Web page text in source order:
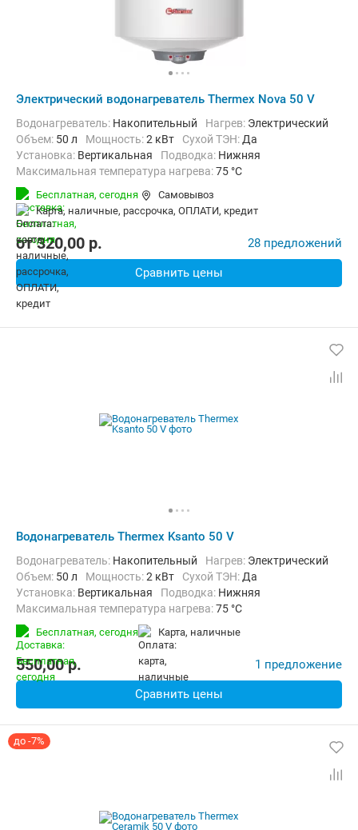
Электрический водонагреватель Thermex Nova 50 V
Водонагреватель: Накопительный нагрев: Электрический
Объем: 50 л Мощность:2 кВт Сухой ТЭН: Да
Установка: Вертикальная Подводка: Нижняя
Максимальная температура нагрева:75 °C
Бесплатная, сегодня
Самовывоз
карта, наличные, рассрочка, ОПЛАТИ, кредит
от320,00 p. 28 предложений
Сравнить цены
Водонагреватель Thermex Ksanto 50 V
Водонагреватель: Накопительный нагрев: Электрический
Объем: 50 л Мощность:2 кВт Сухой ТЭН: Да
Установка: Вертикальная Подводка: Нижняя
Максимальная температура нагрева:75 °C
Дополнительно:
Защита от перегрева, Теплоизоляция
Бесплатная, сегодня карта, наличные
550,00p. 1 предложение
Сравнить цены
до -7%